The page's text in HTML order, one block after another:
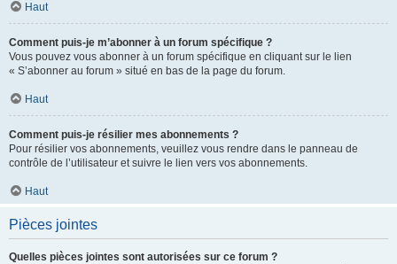
Haut
Comment puis-je m’abonner à un forum spécifique ?
Vous pouvez vous abonner à un forum spécifique en cliquant sur le lien
« S’abonner au forum » situé en bas de la page du forum.
Haut
Comment puis-je résilier mes abonnements ?
Pour résilier vos abonnements, veuillez vous rendre dans le panneau de
contrôle de l’utilisateur et suivre le lien vers vos abonnements.
Haut
Pièces jointes
Quelles pièces jointes sont autorisées sur ce forum ?